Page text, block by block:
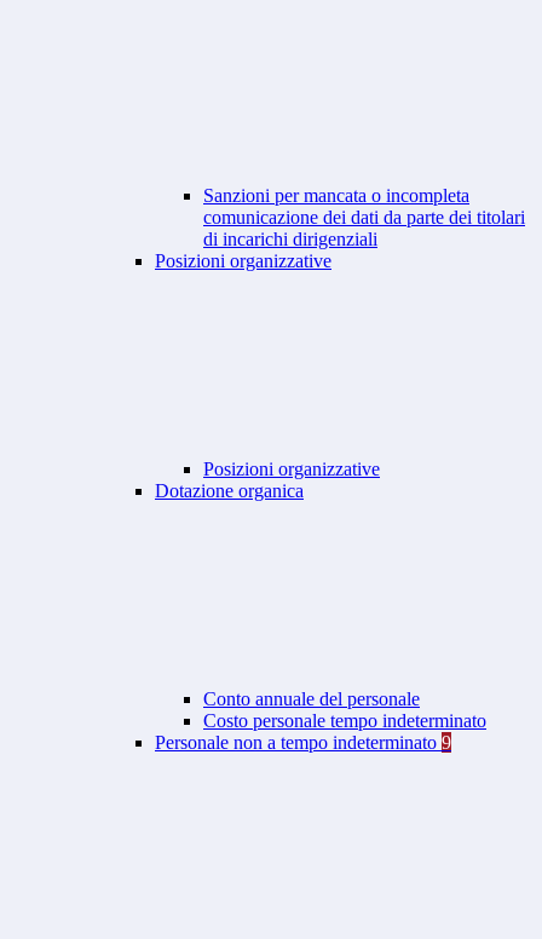
Sanzioni per mancata o incompleta
comunicazione dei dati da parte dei titolari
di incarichi dirigenziali
Posizioni organizzative
Posizioni organizzative
Dotazione organica
Conto annuale del personale
Costo personale tempo indeterminato
Personale non a tempo indeterminato 9